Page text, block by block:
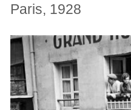
Paris, 1928